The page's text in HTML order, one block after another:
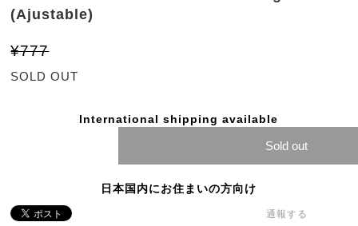
(Ajustable)
¥777
SOLD OUT
International shipping available
Sold out
日本国内にお住まいの方向け
通報する